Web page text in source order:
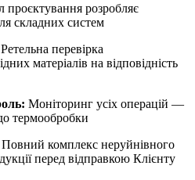
проєктування розробляє
складних систем
Ретельна перевірка
матеріалів на відповідність
Моніторинг усіх операцій —
термообробки
Повний комплекс неруйнівного
перед відправкою Клієнту